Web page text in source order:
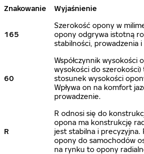
Znakowanie Wyjaśnienie
165
Szerokość opony w
opony odgrywa istotną
stabilności, prowadzenia
60
Współczynnik wysokości
wysokości do
stosunek wysokości
Wpływa on na komfort
prowadzenie.
R
R odnosi się do
opona ma konstrukcję
jest stabilna i precyzyjna.
opony do samochodów
na rynku to opony